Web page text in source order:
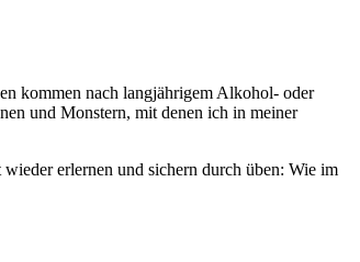
kommen nach langjährigem Alkohol- oder
und Monstern, mit denen ich in meiner
erlernen und sichern durch üben: Wie im